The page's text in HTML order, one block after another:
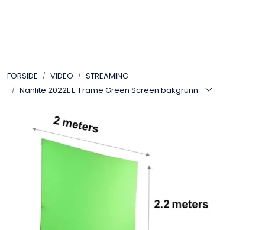
FORSIDE VIDEO
STREAMING
Nanlite 2022L L-Frame Green Screen bakgrunn
LYD
TILBEHØR
AKTUELT